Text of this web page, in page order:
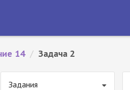
14 / Задача 2
Задания